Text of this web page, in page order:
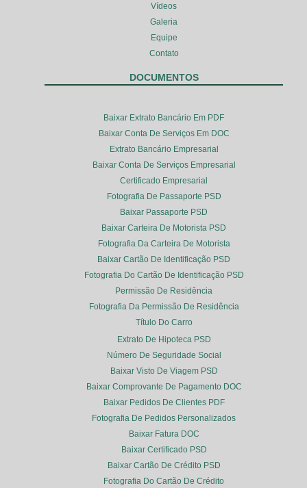
Vídeos
Galeria
Equipe
Contato
DOCUMENTOS
Baixar Extrato Bancário Em PDF
Baixar Conta De Serviços Em DOC
Extrato Bancário Empresarial
Baixar Conta De Serviços Empresarial
Certificado Empresarial
Fotografia De Passaporte PSD
Baixar Passaporte PSD
Baixar Carteira De Motorista PSD
Fotografia Da Carteira De Motorista
Baixar Cartão De Identificação PSD
Fotografia Do Cartão De Identificação PSD
Permissão De Residência
Fotografia Da Permissão De Residência
Título Do Carro
Extrato De Hipoteca PSD
Número De Seguridade Social
Baixar Visto De Viagem PSD
Baixar Comprovante De Pagamento DOC
Baixar Pedidos De Clientes PDF
Fotografia De Pedidos Personalizados
Baixar Fatura DOC
Baixar Certificado PSD
Baixar Cartão De Crédito PSD
Fotografia Do Cartão De Crédito